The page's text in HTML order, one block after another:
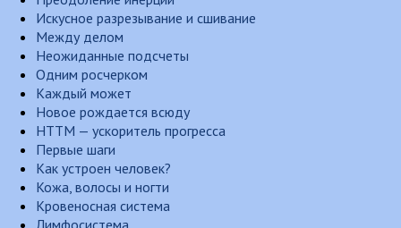
Искусное разрезывание и сшивание
Между делом
Неожиданные подсчеты
Одним росчерком
Каждый может
Новое рождается всюду
НТТМ — ускоритель прогресса
Первые шаги
Как устроен человек?
Кожа, волосы и ногти
Кровеносная система
Лимфосистема